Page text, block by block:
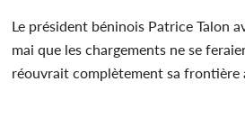
Le président béninois Patrice Talon
mai que les chargements ne se
réouvrait complètement sa frontière